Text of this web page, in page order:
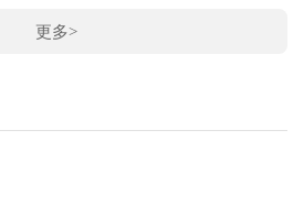
更多>